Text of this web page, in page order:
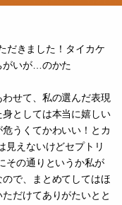
だきました！タイカケ
がいが…のかた
せて、私の選んだ表現
としては本当に嬉しい
うくてかわいい！とカ
見えないけどセプトリ
その通りというか私が
で、まとめてしてはほ
だけてありがたいとと